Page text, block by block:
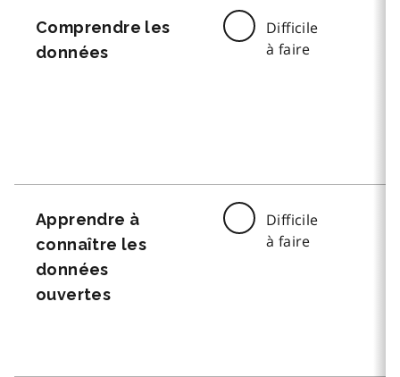
Comprendre les
données
Difficile
à faire
Apprendre à
connaître les
données
ouvertes
Difficile
à faire